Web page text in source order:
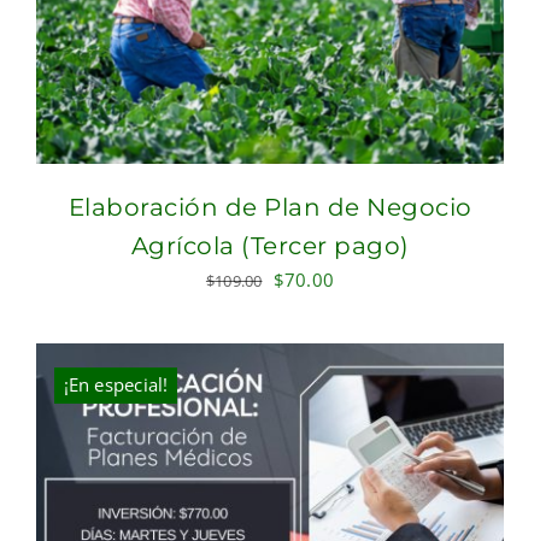
Elaboración de Plan de Negocio
Agrícola (Tercer pago)
$109.00 Original
was:
$109.00.
$70.00
is:
$70.00.
¡En especial!